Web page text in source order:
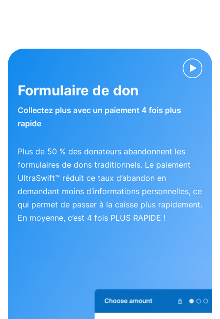
Formulaire de don
Collectez plus avec un paiement 4 fois plus
rapide
Plus de 50 % des donateurs abandonnent les
formulaires de dons traditionnels. Le paiement
UltraSwift™ réduit ce taux d’abandon en
demandant moins d’informations personnelles, ce
qui permet de passer à la caisse plus rapidement.
En moyenne, c’est 4 fois PLUS RAPIDE !